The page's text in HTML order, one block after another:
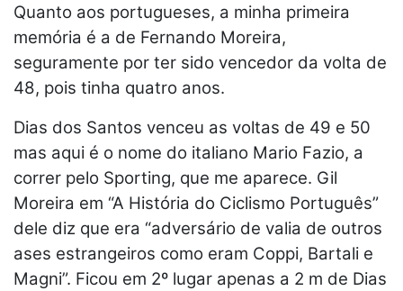
Quanto aos portugueses, a minha primeira
memória é a de Fernando Moreira,
seguramente por ter sido vencedor da volta de
48, pois tinha quatro anos.
Dias dos Santos venceu as voltas de 49 e 50
mas aqui é o nome do italiano Mario Fazio, a
correr pelo Sporting, que me aparece. Gil
Moreira em “A História do Ciclismo Português”
dele diz que era “adversário de valia de outros
ases estrangeiros como eram Coppi, Bartali e
Magni”. Ficou em 2º lugar apenas a 2 m de Dias